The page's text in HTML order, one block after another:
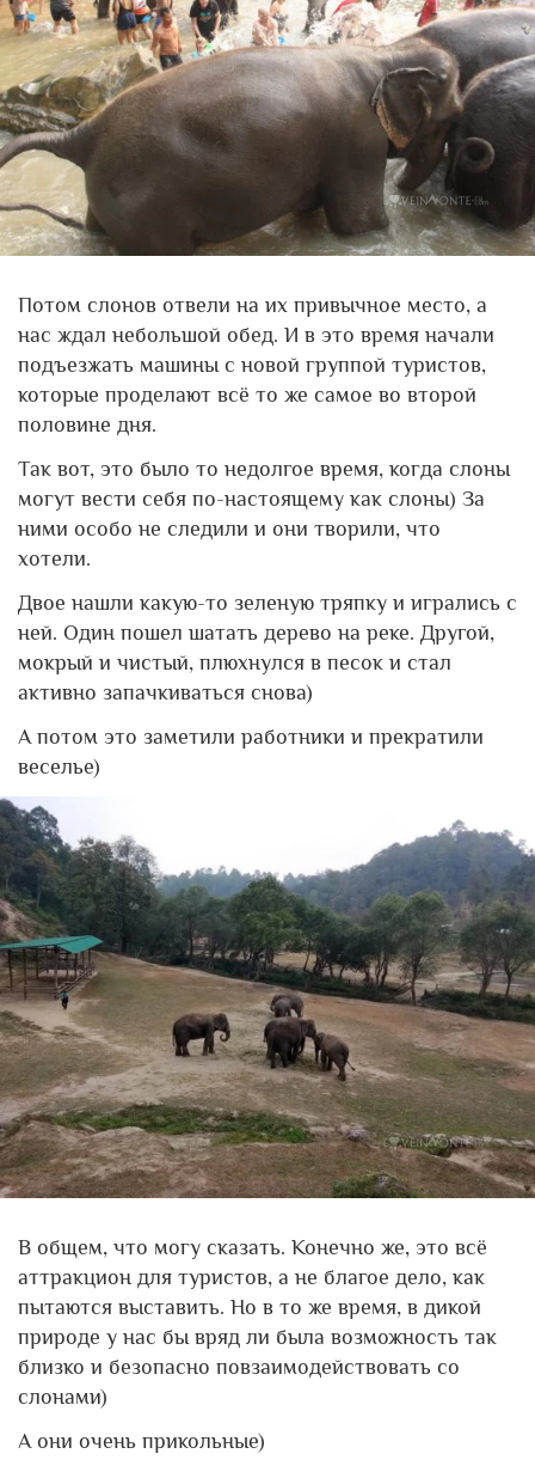
Потом слонов отвели на их привычное место, а
нас ждал небольшой обед. И в это время начали
подъезжать машины с новой группой туристов,
которые проделают всё то же самое во второй
половине дня.
Так вот, это было то недолгое время, когда слоны
могут вести себя по-настоящему как слоны) За
ними особо не следили и они творили, что
хотели.
Двое нашли какую-то зеленую тряпку и игрались с
ней. Один пошел шатать дерево на реке. Другой,
мокрый и чистый, плюхнулся в песок и стал
активно запачкиваться снова)
А потом это заметили работники и прекратили
веселье)
В общем, что могу сказать. Конечно же, это всё
аттракцион для туристов, а не благое дело, как
пытаются выставить. Но в то же время, в дикой
природе у нас бы вряд ли была возможность так
близко и безопасно повзаимодействовать со
слонами)
А они очень прикольные)